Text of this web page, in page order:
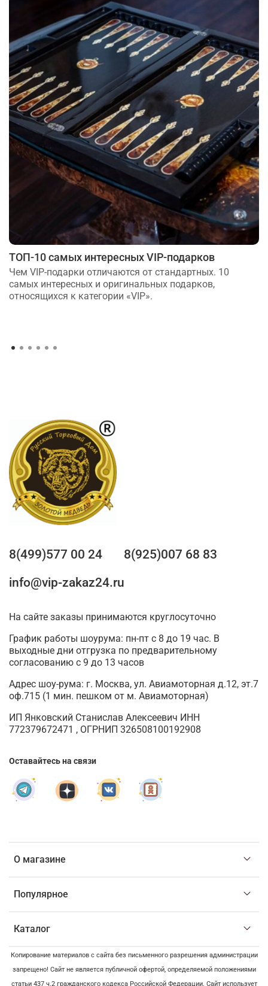
ТОП-10 самых интересных VIP-подарков
Чем VIP-подарки отличаются от стандартных. 10
самых интересных и оригинальных подарков,
относящихся к категории «VIP».
О магазине
Популярное
Каталог
8(499)577 00 24
8(925)007 68 83
info@vip-zakaz24.ru
На сайте заказы принимаются круглосуточно
График работы шоурума: пн-пт с 8 до 19 час. В
выходные дни отгрузка по предварительному
согласованию с 9 до 13 часов
Адрес шоу-рума: г. Москва, ул. Авиамоторная д.12, эт.7
оф.715 (1 мин. пешком от м. Авиамоторная)
ИП Янковский Станислав Алексеевич ИНН
772379672471 , ОГРНИП 326508100192908
Оставайтесь на связи
Копирование материалов с сайта без письменного разрешения администрации
запрещено! Сайт не является публичной офертой, определяемой положениями
статьи 437 ч.2 гражданского кодекса Российской Федерации. Сайт использует